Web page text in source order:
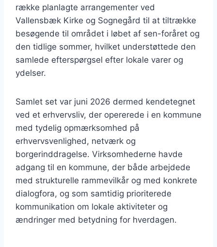
række planlagte arrangementer ved
Vallensbæk Kirke og Sognegård til at tiltrække
besøgende til området i løbet af sen-foråret og
den tidlige sommer, hvilket understøttede den
samlede efterspørgsel efter lokale varer og
ydelser.
Samlet set var juni 2026 dermed kendetegnet
ved et erhvervsliv, der opererede i en kommune
med tydelig opmærksomhed på
erhvervsvenlighed, netværk og
borgerinddragelse. Virksomhederne havde
adgang til en kommune, der både arbejdede
med strukturelle rammevilkår og med konkrete
dialogfora, og som samtidig prioriterede
kommunikation om lokale aktiviteter og
ændringer med betydning for hverdagen.